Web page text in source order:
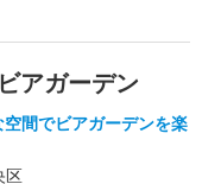
アガーデン
間でビアガーデンを楽
区